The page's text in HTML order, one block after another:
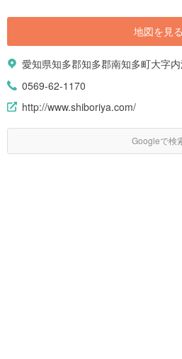
地図を見る
愛知県知多郡知多郡南知多町大字
0569-62-1170
http://www.shiboriya.com/
Googleで検